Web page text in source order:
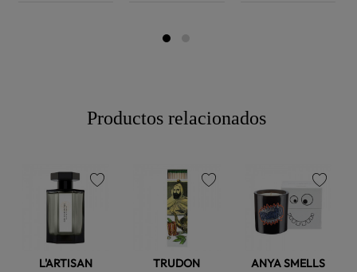
Productos relacionados
L'ARTISAN
TRUDON ANYA SMELLS
favorite